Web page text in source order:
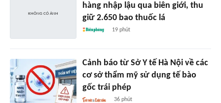
hàng nhập lậu qua biên giới, thu
giữ 2.650 bao thuốc lá
19 phút
Cảnh báo từ Sở Y tế Hà Nội về các
cơ sở thẩm mỹ sử dụng tế bào
gốc trái phép
36 phút